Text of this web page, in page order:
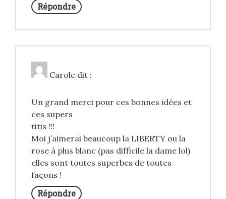
Répondre
Carole dit :
Un grand merci pour ces bonnes idées et
ces supers
titis !!!
Moi j’aimerai beaucoup la LIBERTY ou la
rose à plus blanc (pas difficile la dame lol)
elles sont toutes superbes de toutes
façons !
Répondre